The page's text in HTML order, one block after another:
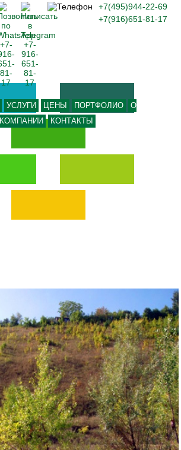
+7(495)944-22-69
+7(916)651-81-17
УСЛУГИ ЦЕНЫ ПОРТФОЛИО
О
КОМПАНИИ
КОНТАКТЫ